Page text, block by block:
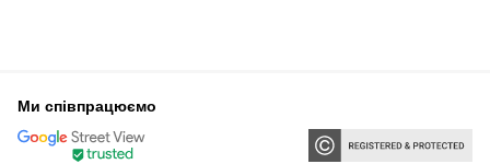
Ми співпрацюємо